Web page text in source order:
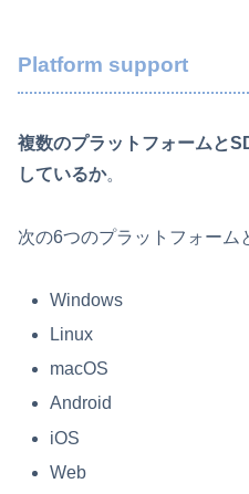
Platform support
複数のプラットフォームと
しているか。
次の6つのプラットフォーム
Windows
Linux
macOS
Android
iOS
Web